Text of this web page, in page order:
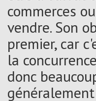
commerces
vendre. Son
premier, car
la
donc